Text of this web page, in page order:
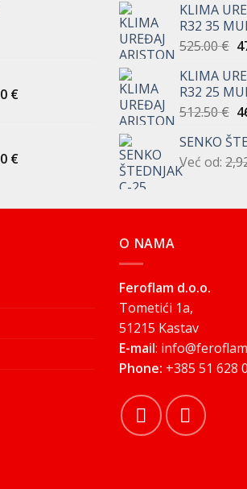
€.
€Trenutna
€Trenutna
1,010.00 €.
KLIMA
R32 35
525.00€
KLIMA
R32 25
512.50€
SENKO
Već od:
O NAMA
Feroflam d.o.o.
Tometići 1a,
51215 Kastav
E-mail:
Phone: +385 51 628